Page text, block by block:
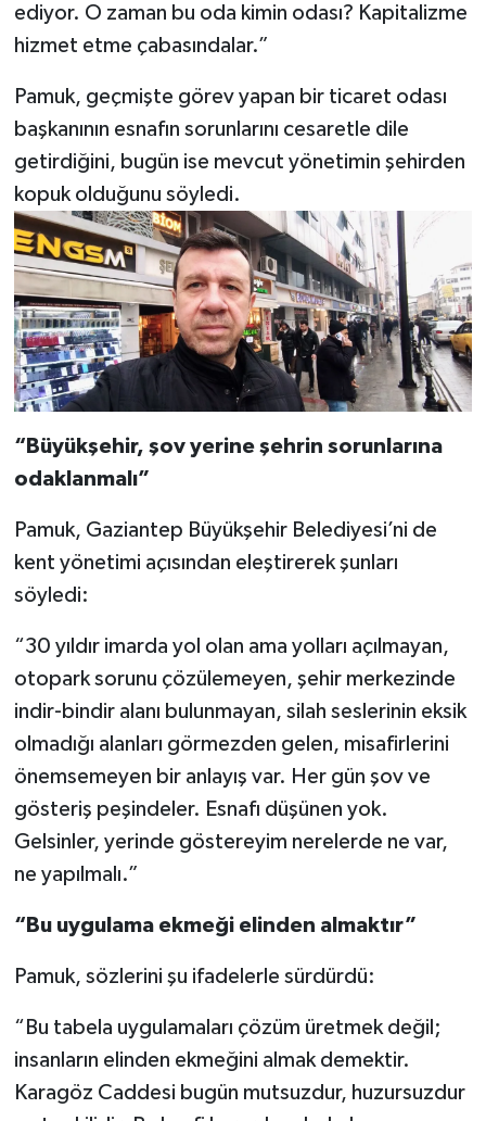
ediyor. O zaman bu oda kimin odası? Kapitalizme
hizmet etme çabasındalar.”
Pamuk, geçmişte görev yapan bir ticaret odası
başkanının esnafın sorunlarını cesaretle dile
getirdiğini, bugün ise mevcut yönetimin şehirden
kopuk olduğunu söyledi.
“Büyükşehir, şov yerine şehrin sorunlarına
odaklanmalı”
Pamuk, Gaziantep Büyükşehir Belediyesi’ni de
kent yönetimi açısından eleştirerek şunları
söyledi:
“30 yıldır imarda yol olan ama yolları açılmayan,
otopark sorunu çözülemeyen, şehir merkezinde
indir-bindir alanı bulunmayan, silah seslerinin eksik
olmadığı alanları görmezden gelen, misafirlerini
önemsemeyen bir anlayış var. Her gün şov ve
gösteriş peşindeler. Esnafı düşünen yok.
Gelsinler, yerinde göstereyim nerelerde ne var,
ne yapılmalı.”
“Bu uygulama ekmeği elinden almaktır”
Pamuk, sözlerini şu ifadelerle sürdürdü:
“Bu tabela uygulamaları çözüm üretmek değil;
insanların elinden ekmeğini almak demektir.
Karagöz Caddesi bugün mutsuzdur, huzursuzdur